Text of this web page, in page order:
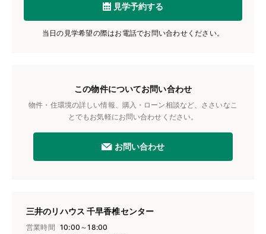
見学予約する
当日の見学希望の際はお電話でお問い合わせください。
この物件についてお問い合わせ
物件・住環境の詳しい情報、購入・ローン相談など、ささいなこ
とでもお気軽にお問い合わせください。
お問い合わせ
三井のリハウス 千早香椎センター
営業時間 10:00～18:00